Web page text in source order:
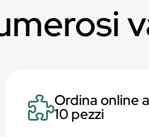
Ordina online
10 pezzi